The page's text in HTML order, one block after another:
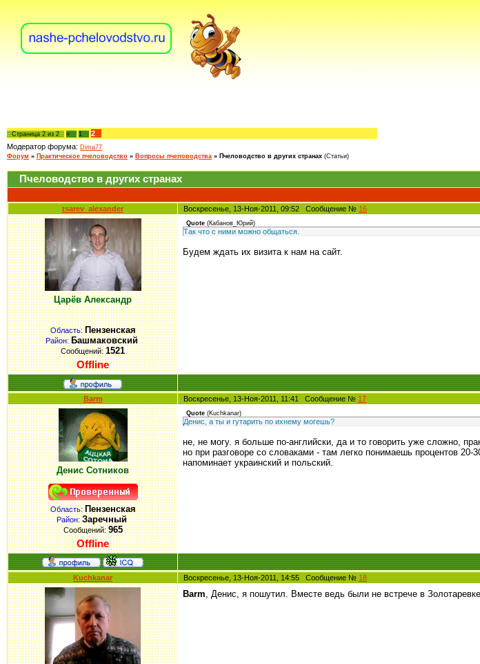
Страница2из2 « 1
2
Модератор форума: Dima77
Форум » Практическое пчеловодство » Вопросы пчеловодства » Пчеловодство в других странах (Статьи)
Пчеловодство в других странах
tsarev_alexander Воскресенье, 13-Ноя-2011, 09:52 Сообщение № 16
Царёв Александр
Область:Пензенская
Район: Башмаковский
Сообщений:1521
Offline
Quote (Кабанов_Юрий)
Так что с ними можно общаться.
Будем ждать их визита к нам на сайт.
Barm Воскресенье, 13-Ноя-2011, 11:41 Сообщение № 17
Денис Сотников
Область:Пензенская
Район: Заречный
Сообщений:965
Offline
Quote (Kuchkanar)
Денис, а ты и гутарить по ихнему могешь?
не, не могу. я больше по-английски, да и то говорить уже сложно,
но при разговоре со словаками - там легко понимаешь процентов
напоминает украинский и польский.
Kuchkanar Воскресенье, 13-Ноя-2011, 14:55 Сообщение №18
Barm, Денис, я пошутил. Вместе ведь были не встрече в